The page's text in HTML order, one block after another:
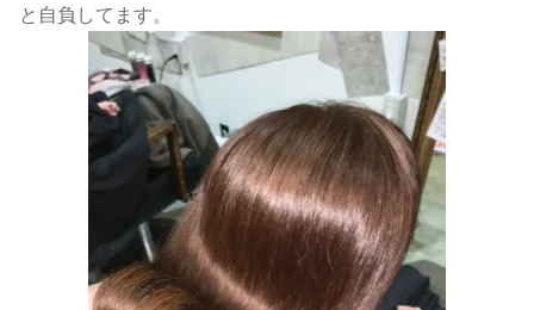
と自負してます。